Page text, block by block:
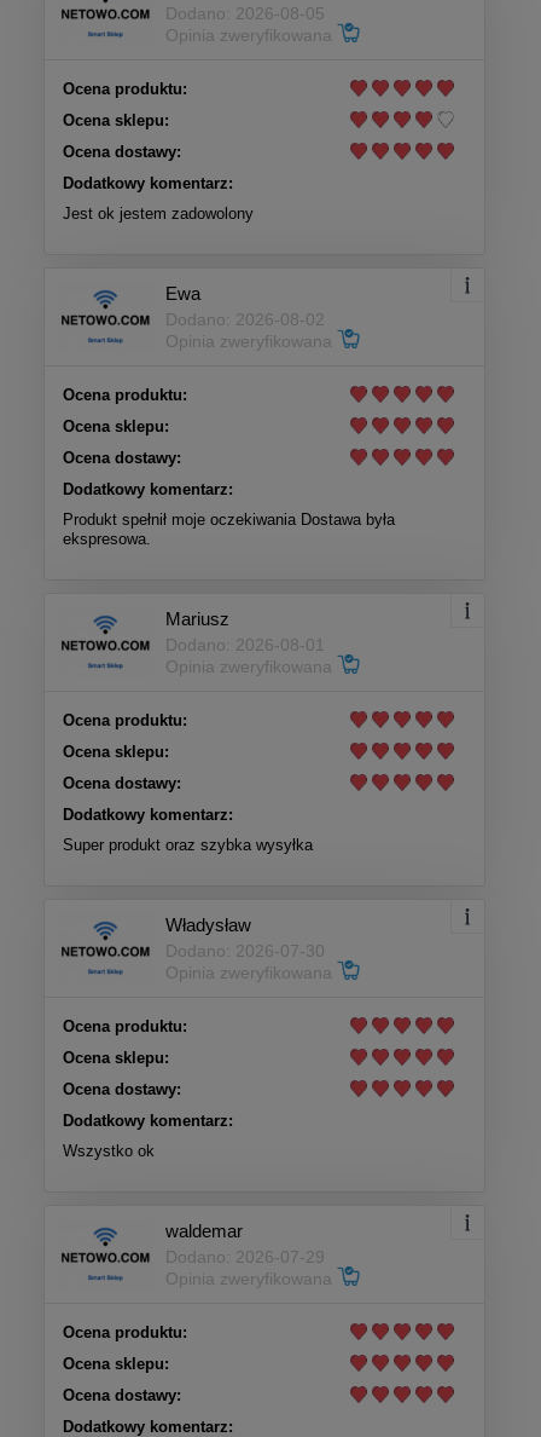
Dodano: 2026-08-05
Opinia zweryfikowana
Ocena produktu:
Ocena sklepu:
Ocena dostawy:
Dodatkowy komentarz:
Jest ok jestem zadowolony
Ewa
Dodano: 2026-08-02
Opinia zweryfikowana
Ocena produktu:
Ocena sklepu:
Ocena dostawy:
Dodatkowy komentarz:
Produkt spełnił moje oczekiwania Dostawa była
ekspresowa.
Mariusz
Dodano: 2026-08-01
Opinia zweryfikowana
Ocena produktu:
Ocena sklepu:
Ocena dostawy:
Dodatkowy komentarz:
Super produkt oraz szybka wysyłka
Władysław
Dodano: 2026-07-30
Opinia zweryfikowana
Ocena produktu:
Ocena sklepu:
Ocena dostawy:
Dodatkowy komentarz:
Wszystko ok
waldemar
Dodano: 2026-07-29
Opinia zweryfikowana
Ocena produktu:
Ocena sklepu:
Ocena dostawy:
Dodatkowy komentarz: